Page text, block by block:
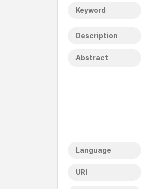
Keyword
Description
Abstract
Language
URI